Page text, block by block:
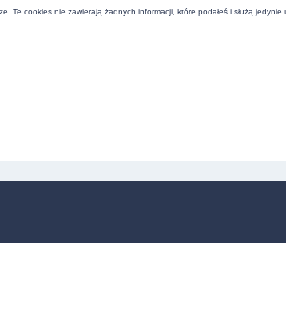
Te cookies nie zawierają żadnych informacji, które podałeś i służą